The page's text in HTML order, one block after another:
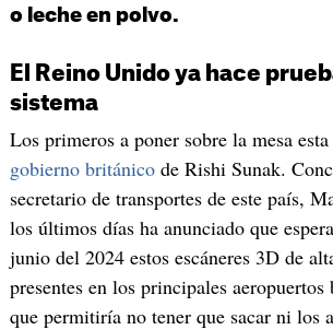
o leche en polvo.
El Reino Unido ya hace
sistema
Los primeros a poner sobre la mesa
gobierno británicode Rishi Sunak.
secretario de transportes de este país,
los últimos días ha anunciado que
junio del 2024 estos escáneres 3D de
presentes en los principales
que permitiría no tener que sacar ni los